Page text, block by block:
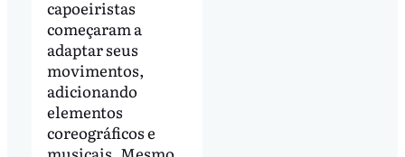
capoeiristas
começaram a
adaptar seus
movimentos,
adicionando
elementos
coreográficos e